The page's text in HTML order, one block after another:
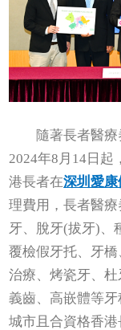
隨著長者醫療
2024年8月14日起
港長者在深圳愛
理費用，長者醫
牙、脫牙(拔牙)、
覆檢假牙托、牙
治療、烤瓷牙、
義齒、高嵌體等
城市且合資格香